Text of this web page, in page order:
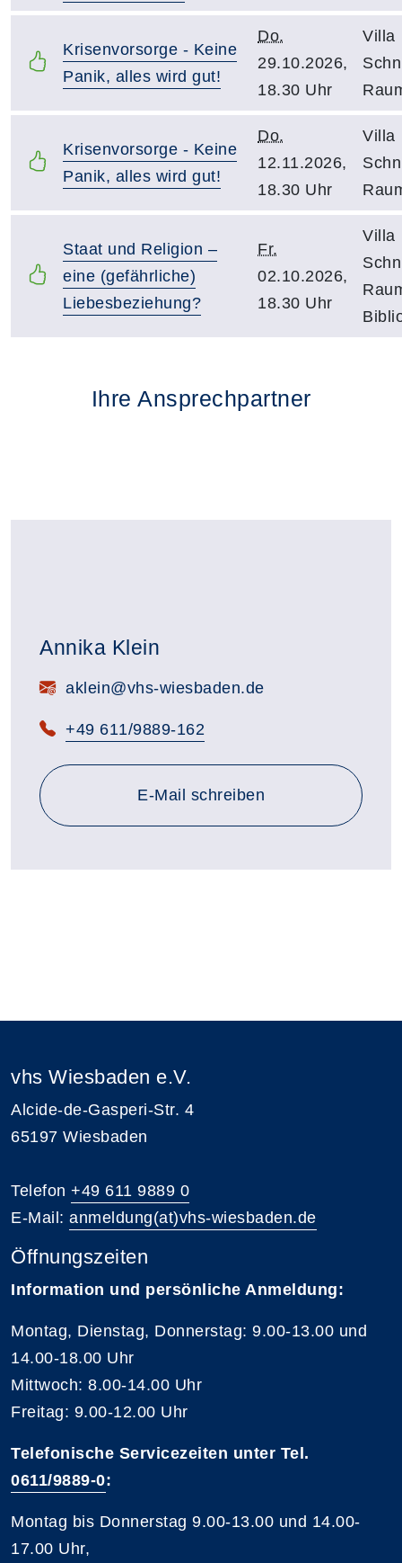
Krisenvorsorge - Keine
Panik, alles wird gut!
Do.
29.10.2026,
18.30 Uhr
Villa
Krisenvorsorge - Keine
Panik, alles wird gut!
Do.
12.11.2026,
18.30 Uhr
Villa
Staat und Religion –
eine (gefährliche)
Liebesbeziehung?
Fr.
02.10.2026,
18.30 Uhr
Villa
Ihre Ansprechpartner
Annika Klein
E-Mail:aklein@vhs-wiesbaden.de
Telefon:+49 611/9889-162
E-Mail schreiben
vhs Wiesbaden e.V.
Alcide-de-Gasperi-Str. 4
65197 Wiesbaden
Telefon +49 611 9889 0
E-Mail: anmeldung(at)vhs-wiesbaden.de
Öffnungszeiten
Information und persönliche Anmeldung:
Montag, Dienstag, Donnerstag: 9.00-13.00 und
14.00-18.00 Uhr
Mittwoch: 8.00-14.00 Uhr
Freitag: 9.00-12.00 Uhr
Telefonische Servicezeiten unter Tel.
0611/9889-0:
Montag bis Donnerstag 9.00-13.00 und 14.00-
17.00 Uhr,